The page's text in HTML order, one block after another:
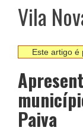
Vila
Este artigo é
Paiva